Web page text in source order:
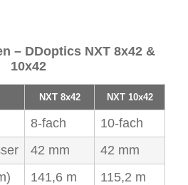
– DDoptics NXT 8x42 &
10x42
NXT 8x42 NXT 10x42
8-fach
10-fach
42 mm
42 mm
141,6 m
115,2 m